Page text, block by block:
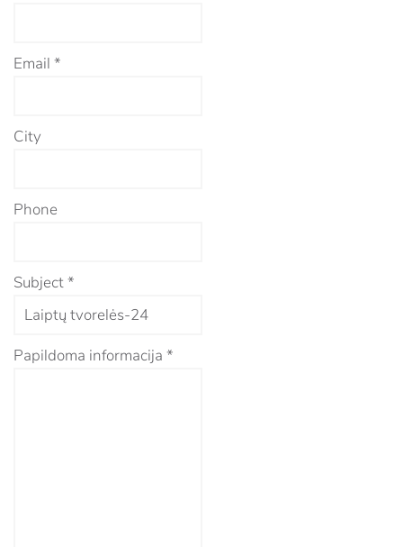
Email *
City
Phone
Subject*
Papildoma informacija *